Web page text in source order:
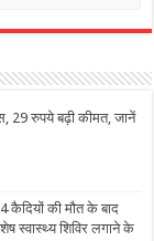
29 रुपये बढ़ी कीमत, जानें
कैदियों की मौत के बाद
स्वास्थ्य शिविर लगाने के